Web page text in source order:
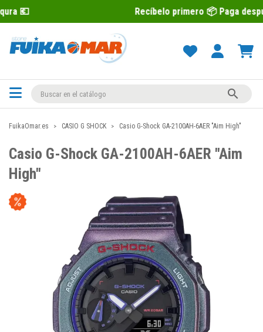
Recíbelo primero 📦 Paga después con

FuikaOmar.es CASIO G SHOCK Casio G-Shock GA-2100AH-6AER "Aim High"
Casio G-Shock GA-2100AH-6AER "Aim
High"